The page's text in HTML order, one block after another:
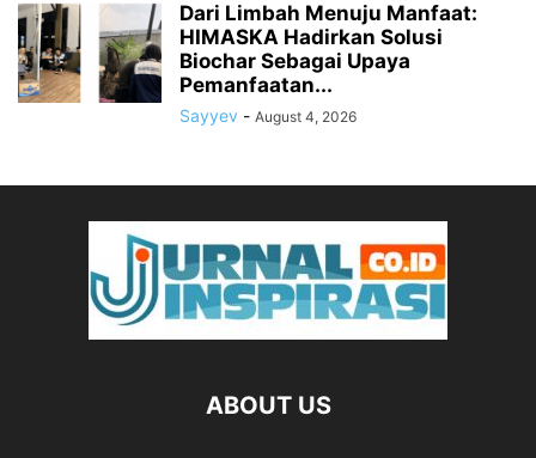
Dari Limbah Menuju Manfaat:
HIMASKA Hadirkan Solusi
Biochar Sebagai Upaya
Pemanfaatan...
Sayyev - August 4, 2026
ABOUT US